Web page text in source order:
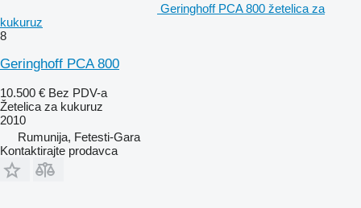
Geringhoff PCA 800 žetelica za
kukuruz
8
Geringhoff PCA 800
10.500 € Bez PDV-a
Žetelica za kukuruz
2010
Rumunija, Fetesti-Gara
Kontaktirajte prodavca